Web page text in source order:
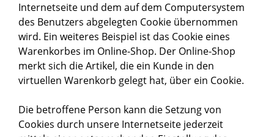
Internetseite und dem auf dem Computersystem
des Benutzers abgelegten Cookie übernommen
wird. Ein weiteres Beispiel ist das Cookie eines
Warenkorbes im Online-Shop. Der Online-Shop
merkt sich die Artikel, die ein Kunde in den
virtuellen Warenkorb gelegt hat, über ein Cookie.
Die betroffene Person kann die Setzung von
Cookies durch unsere Internetseite jederzeit